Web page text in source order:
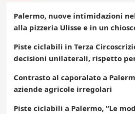
Palermo, nuove intimidazioni
alla pizzeria Ulisse e in un
Piste ciclabili in Terza
decisioni unilaterali, rispetto
Contrasto al caporalato a
aziende agricole irregolari
Piste ciclabili a Palermo, “Le